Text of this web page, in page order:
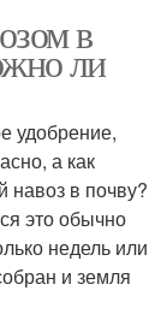
в
ли
удобрение,
а как
навоз в почву?
это обычно
недель или
и земля